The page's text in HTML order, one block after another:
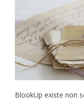
BlookUp existe non